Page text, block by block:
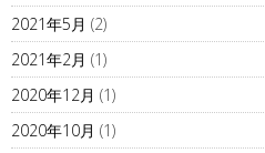
2021年5月 (2)
2021年2月 (1)
2020年12月 (1)
2020年10月 (1)